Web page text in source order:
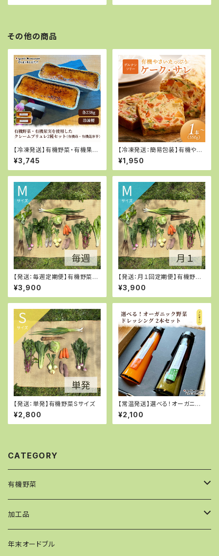
その他の商品
【冷凍発送】有機野菜・有機果実
を使用したクレームブリュレ2種
セット（有機苺・有機薩摩芋）
¥3,745
【冷凍発送：簡易包装】有機やさ
いたっぷり 京都ケーク・サレ
550g
¥1,950
【発送：毎週定期便】有機野菜M
サイズ
¥3,900
【発送：月１回定期便】有機野菜
Mサイズ
¥3,900
【発送：単発】有機野菜Sサイズ
¥2,800
【常温発送】選べる！オーガニッ
ク野菜ドレッシング2本セット
¥2,100
CATEGORY
有機野菜
【発送：単発】野菜セット
【発送：月１回定期便】野菜セット
加工品
ケークサレ
年末オードブル